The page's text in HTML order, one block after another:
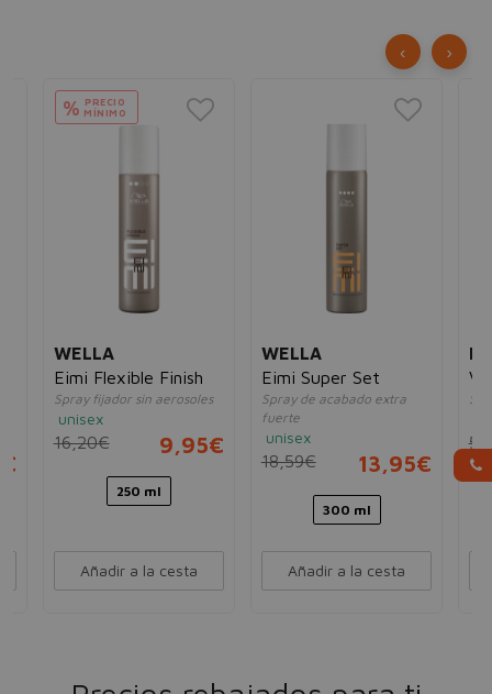
% PRECIO
MÍNIMO
WELLA
Eimi Flexible Finish
Spray fijador sin aerosoles
unisex
16,20€ 9,95€
250 ml
Añadir a la cesta
WELLA
Eimi Super Set
Spray de acabado extra
fuerte
unisex
18,59€ 13,95€
300 ml
Añadir a la cesta
‹ ›